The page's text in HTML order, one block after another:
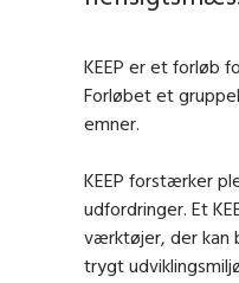
KEEP er et forløb
Forløbet et
emner.
KEEP forstærker
udfordringer. Et
værktøjer, der kan
trygt